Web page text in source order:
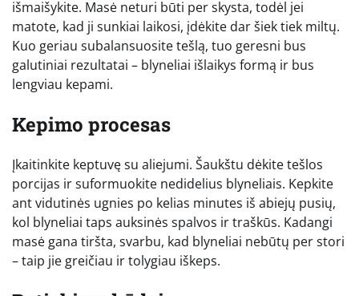
išmaišykite. Masė neturi būti per skysta, todėl jei
matote, kad ji sunkiai laikosi, įdėkite dar šiek tiek miltų.
Kuo geriau subalansuosite tešlą, tuo geresni bus
galutiniai rezultatai – blyneliai išlaikys formą ir bus
lengviau kepami.
Kepimo procesas
Įkaitinkite keptuvę su aliejumi. Šaukštu dėkite tešlos
porcijas ir suformuokite nedidelius blyneliais. Kepkite
ant vidutinės ugnies po kelias minutes iš abiejų pusių,
kol blyneliai taps auksinės spalvos ir traškūs. Kadangi
masė gana tiršta, svarbu, kad blyneliai nebūtų per stori
– taip jie greičiau ir tolygiau iškeps.